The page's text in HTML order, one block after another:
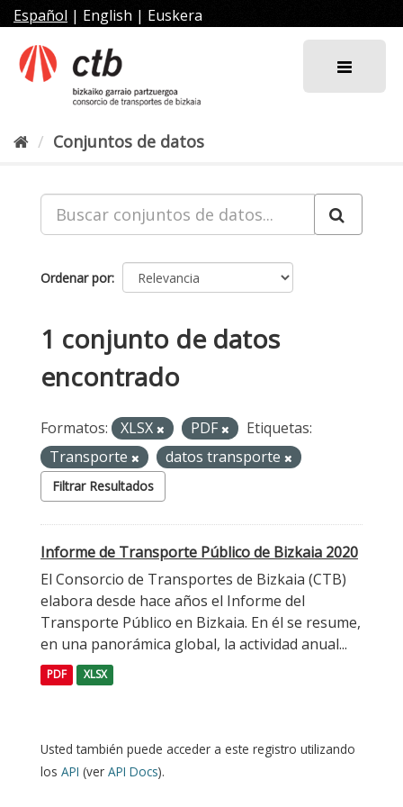
al
contenido
Español | English | Euskera
Conjuntos de datos
Ordenar por
1 conjunto de datos
encontrado
Formatos: XLSX PDF
Etiquetas:
Transporte
datos transporte
Filtrar Resultados
Informe de Transporte Público de Bizkaia 2020
El Consorcio de Transportes de Bizkaia (CTB)
elabora desde hace años el Informe del
Transporte Público en Bizkaia. En él se resume,
en una panorámica global, la actividad anual...
PDF XLSX
Usted también puede acceder a este registro utilizando
los API (ver API Docs).